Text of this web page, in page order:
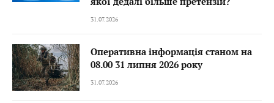
31.07.2026
Оперативна інформація станом на
08.00 31 липня 2026 року
31.07.2026